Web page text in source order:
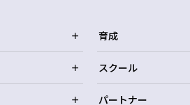
育成
スクール
パートナー